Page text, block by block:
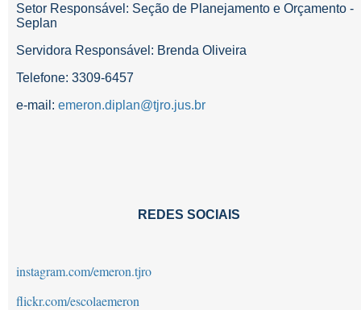
Setor Responsável: Seção de Planejamento e Orçamento -
Seplan
Servidora Responsável: Brenda Oliveira
Telefone: 3309-6457
e-mail: emeron.diplan@tjro.jus.br
REDES SOCIAIS
instagram.com/emeron.tjro
flickr.com/escolaemeron